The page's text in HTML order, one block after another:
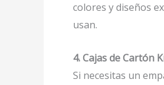
colores y diseños
usan.
4. Cajas de Cartón
Si necesitas un